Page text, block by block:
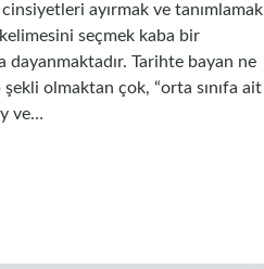
ayırmak ve tanımlamak
seçmek kaba bir
dayanmaktadır. Tarihte bayan ne
olmaktan çok, “orta sınıfa ait
ve…